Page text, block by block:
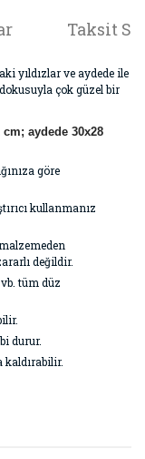
Taksit
yıldızlar ve aydede ile
çok güzel bir
aydede 30x28
göre
kullanmanız
değildir.
tüm düz
durur.
kaldırabilir.